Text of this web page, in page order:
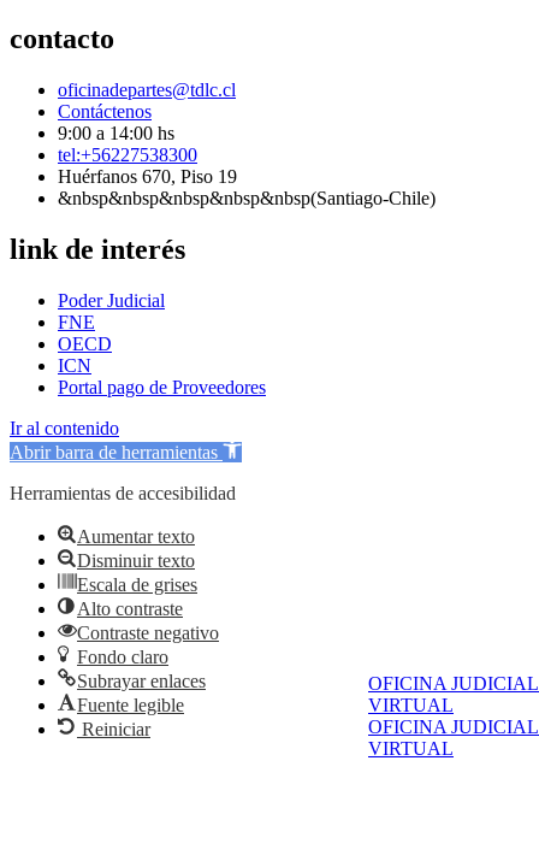
OFICINA JUDICIAL
VIRTUAL
OFICINA JUDICIAL
VIRTUAL
contacto
oficinadepartes@tdlc.cl
Contáctenos
9:00 a 14:00 hs
tel:+56227538300
Huérfanos 670, Piso 19
&nbsp&nbsp&nbsp&nbsp&nbsp(Santiago-Chile)
link de interés
Poder Judicial
FNE
OECD
ICN
Portal pago de Proveedores
Ir al contenido
Abrir barra de herramientas
Herramientas de accesibilidad
Aumentar texto
Disminuir texto
Escala de grises
Alto contraste
Contraste negativo
Fondo claro
Subrayar enlaces
Fuente legible
Reiniciar